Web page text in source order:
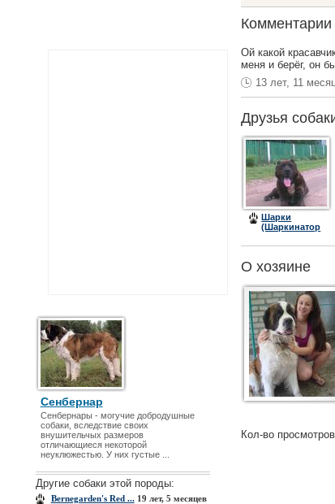
Сенбернар
Сенбернары - могучие добродушные
собаки, вследствие своих
внушительчых размеров
отличающиеся некоторой
неуклюжестью. У них густые ...
Другие собаки этой породы:
Bernegarden's Red ...19 лет, 5 месяцев
Комментарии
Ой какой
меня и берёг, он
13 лет, 11
Друзья
Шарки
(Шаркинатор
О хозяине
Кол-во